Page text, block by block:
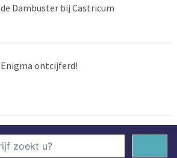
de Dambuster bij Castricum
Enigma ontcijferd!